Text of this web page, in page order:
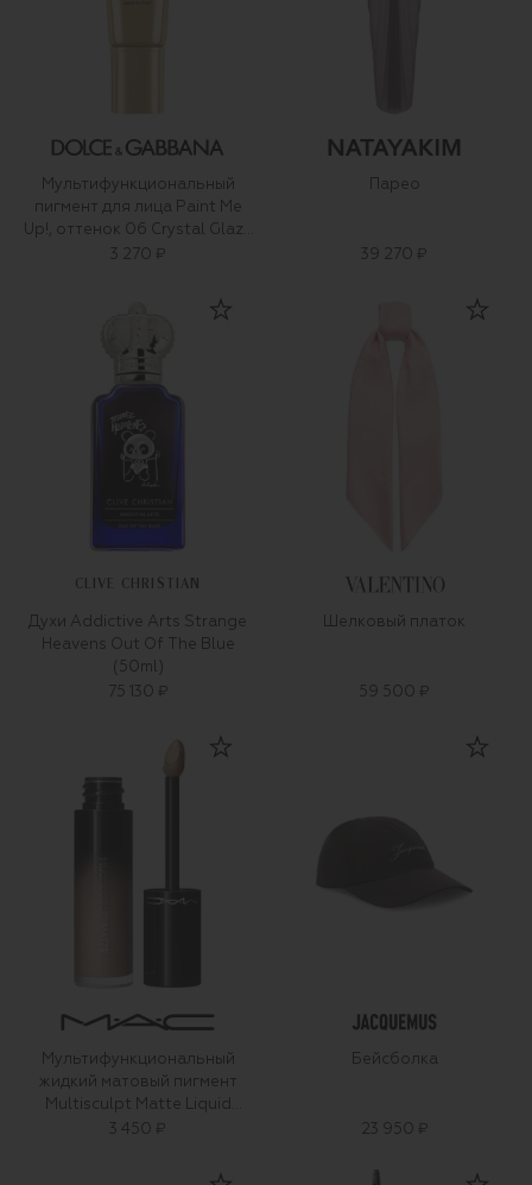
Мультифункциональный
пигмент для лица Paint Me
Up!, оттенок 06 Crystal Glaze
(5ml)
3 270 ₽
Парео
39 270 ₽
CLIVE CHRISTIAN
Духи Addictive Arts Strange
Heavens Out Of The Blue
(50ml)
75 130 ₽
Шелковый платок
59 500 ₽
Мультифункциональный
жидкий матовый пигмент
Multisculpt Matte Liquid
Colour, оттенок Omega (4,5ml)
3 450 ₽
Бейсболка
23 950 ₽